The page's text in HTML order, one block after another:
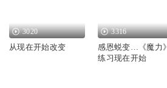
3020
从现在开始改变
3316
感恩蜕变…《魔力》
练习现在开始